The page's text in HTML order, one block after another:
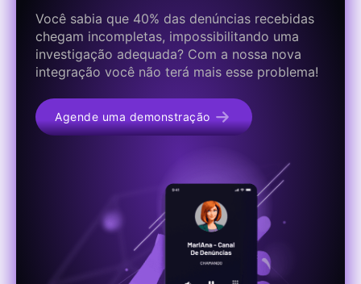
Você sabia que 40% das denúncias recebidas
chegam incompletas, impossibilitando uma
investigação adequada? Com a nossa nova
integração você não terá mais esse problema!
Agende uma demonstração